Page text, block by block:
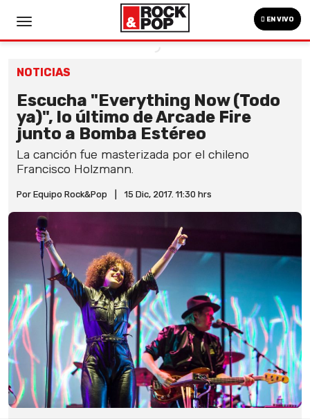
EN VIVO
NOTICIAS
Escucha "Everything Now (Todo
ya)", lo último de Arcade Fire
junto a Bomba Estéreo
La canción fue masterizada por el chileno
Francisco Holzmann.
Por Equipo Rock&Pop 15 Dic, 2017. 11:30 hrs